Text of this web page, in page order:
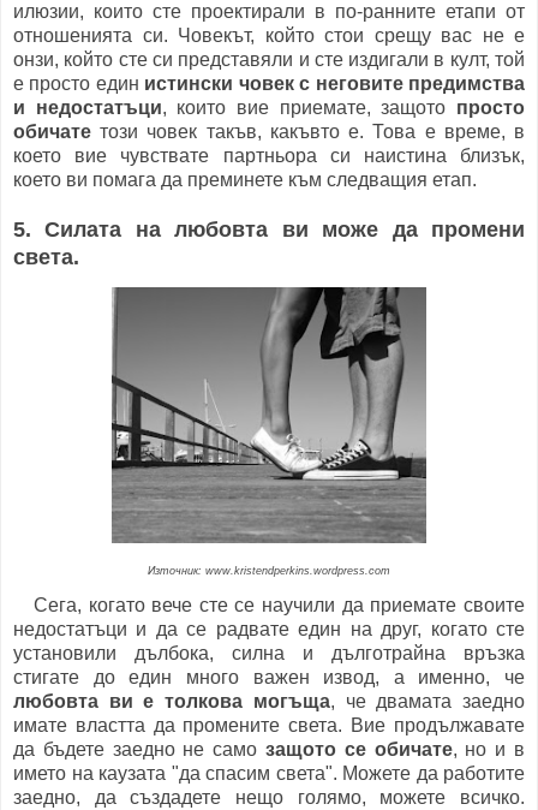
илюзии, които сте проектирали в по-ранните етапи от
отношенията си. Човекът, който стои срещу вас не е
онзи, който сте си представяли и сте издигали в култ, той
е просто един истински човек с неговите предимства
и недостатъци, които вие приемате, защото просто
обичате този човек такъв, какъвто е. Това е време, в
което вие чувствате партньора си наистина близък,
което ви помага да преминете към следващия етап.
5. Силата на любовта ви може да промени
света.
Източник: www.kristendperkins.wordpress.com
Сега, когато вече сте се научили да приемате своите
недостатъци и да се радвате един на друг, когато сте
установили дълбока, силна и дълготрайна връзка
стигате до един много важен извод, а именно, че
любовта ви е толкова могъща, че двамата заедно
имате властта да промените света. Вие продължавате
да бъдете заедно не само защото се обичате, но и в
името на каузата "да спасим света". Можете да работите
заедно, да създадете нещо голямо, можете всичко.